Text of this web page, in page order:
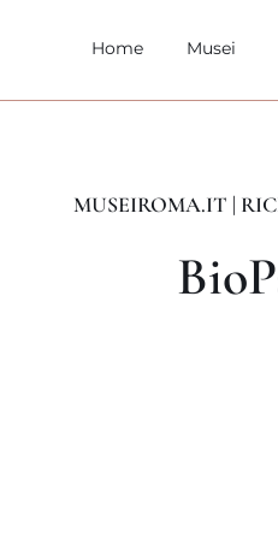
Home Musei
MUSEIROMA.IT |